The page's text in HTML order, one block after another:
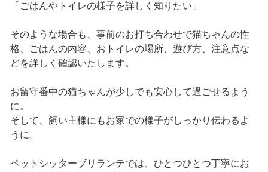
「ごはんやトイレの様子を詳しく知りたい」
そのような場合も、事前のお打ち合わせで猫ちゃんの性
格、ごはんの内容、おトイレの場所、遊び方、注意点な
どを詳しく確認いたします。
お留守番中の猫ちゃんが少しでも安心して過ごせるよう
に。
そして、飼い主様にもお家での様子がしっかり伝わるよ
うに。
ペットシッターブリランテでは、ひとつひとつ丁寧にお